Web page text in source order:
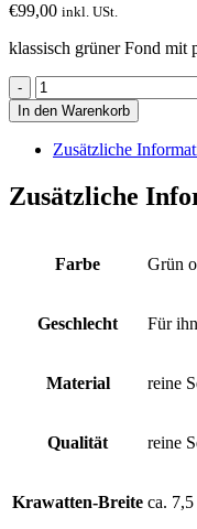
€99,00 inkl. USt.
klassisch grüner Fond mit
Krawatte
mit
Eule
plakativ
all-
over
eingewebt
grünem
In den Warenkorb
Zusätzliche
Zusätzliche
Farbe Grün
Geschlecht Für ihn
Material reine
Qualität reine
Krawatten-Breite ca.